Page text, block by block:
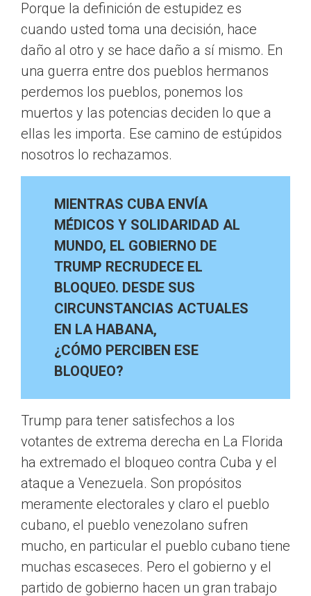
Porque la definición de estupidez es
cuando usted toma una decisión, hace
daño al otro y se hace daño a sí mismo. En
una guerra entre dos pueblos hermanos
perdemos los pueblos, ponemos los
muertos y las potencias deciden lo que a
ellas les importa. Ese camino de estúpidos
nosotros lo rechazamos.
MIENTRAS CUBA ENVÍA
MÉDICOS Y SOLIDARIDAD AL
MUNDO, EL GOBIERNO DE
TRUMP RECRUDECE EL
BLOQUEO. DESDE SUS
CIRCUNSTANCIAS ACTUALES
EN LA HABANA,
¿CÓMO PERCIBEN ESE
BLOQUEO?
Trump para tener satisfechos a los
votantes de extrema derecha en La Florida
ha extremado el bloqueo contra Cuba y el
ataque a Venezuela. Son propósitos
meramente electorales y claro el pueblo
cubano, el pueblo venezolano sufren
mucho, en particular el pueblo cubano tiene
muchas escaseces. Pero el gobierno y el
partido de gobierno hacen un gran trabajo